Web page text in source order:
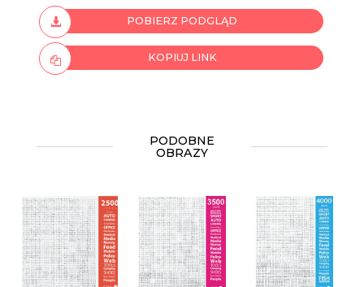
POBIERZ PODGLĄD
KOPIUJ LINK
PODOBNE
OBRAZY